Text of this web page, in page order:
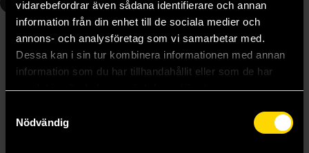
vidarebefordrar även sådana identifierare och annan
information från din enhet till de sociala medier och
annons- och analysföretag som vi samarbetar med.
Dessa kan i sin tur kombinera informationen med annan
information som du har tillhandahållit eller som de har
samlat in när du har använt deras tjänster.
Nödvändig